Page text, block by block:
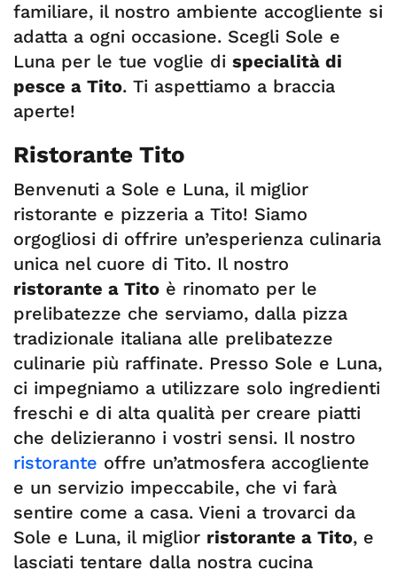
familiare, il nostro ambiente accogliente si
adatta a ogni occasione. Scegli Sole e
Luna per le tue voglie di specialità di
pesce a Tito. Ti aspettiamo a braccia
aperte!
Ristorante Tito
Benvenuti a Sole e Luna, il miglior
ristorante e pizzeria a Tito! Siamo
orgogliosi di offrire un’esperienza culinaria
unica nel cuore di Tito. Il nostro
ristorante a Tito è rinomato per le
prelibatezze che serviamo, dalla pizza
tradizionale italiana alle prelibatezze
culinarie più raffinate. Presso Sole e Luna,
ci impegniamo a utilizzare solo ingredienti
freschi e di alta qualità per creare piatti
che delizieranno i vostri sensi. Il nostro
ristorante offre un’atmosfera accogliente
e un servizio impeccabile, che vi farà
sentire come a casa. Vieni a trovarci da
Sole e Luna, il miglior ristorante a Tito, e
lasciati tentare dalla nostra cucina